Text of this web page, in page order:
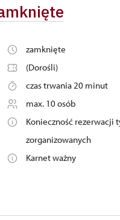
zamknięte
(Dorośli)
czas trwania 20 minut
max. 10 osób
Konieczność rezerwacji
zorganizowanych
Karnet ważny